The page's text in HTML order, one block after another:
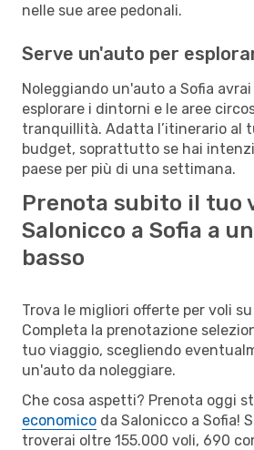
nelle sue aree pedonali.
Serve un'auto per
Noleggiando un'auto a Sofia
esplorare i dintorni e le aree
tranquillità. Adatta l’itinerario al
budget, soprattutto se hai
paese per più di una settimana.
Prenota subito il tuo
Salonicco a Sofia a
basso
Trova le migliori offerte per voli su
Completa la prenotazione
tuo viaggio, scegliendo
un'auto da noleggiare.
Che cosa aspetti? Prenota oggi
economico da Salonicco a Sofia!
troverai oltre 155.000 voli, 690